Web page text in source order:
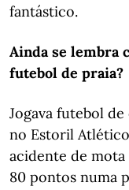
fantástico.
Ainda se lembra
futebol de praia?
Jogava futebol
no Estoril Atlético
acidente de mota
80 pontos numa